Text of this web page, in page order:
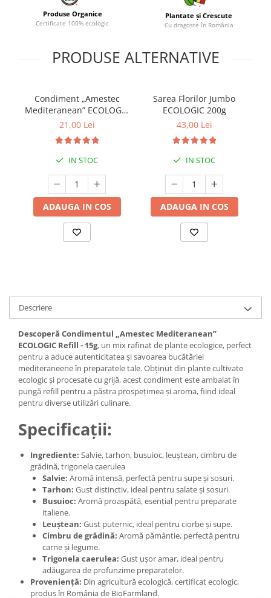
Produse Organice
Certificate 100% ecologic
Plantate și Crescute
Cu dragoste în România
PRODUSE ALTERNATIVE
Condiment „Amestec
Mediteranean” ECOLOGIC
- 15g (Recipient Sticlă)
21,00 Lei
IN STOC
ADAUGA IN COS
Sarea Florilor Jumbo
ECOLOGIC 200g
43,00 Lei
IN STOC
ADAUGA IN COS
Descriere
Descoperă Condimentul „Amestec Mediteranean”
ECOLOGIC Refill - 15g, un mix rafinat de plante ecologice, perfect
pentru a aduce autenticitatea și savoarea bucătăriei
mediteraneene în preparatele tale. Obținut din plante cultivate
ecologic și procesate cu grijă, acest condiment este ambalat în
pungă refill pentru a păstra prospețimea și aroma, fiind ideal
pentru diverse utilizări culinare.
Specificații:
Ingrediente: Salvie, tarhon, busuioc, leuștean, cimbru de
grădină, trigonela caerulea
Salvie: Aromă intensă, perfectă pentru supe și sosuri.
Tarhon: Gust distinctiv, ideal pentru salate și sosuri.
Busuioc: Aromă proaspătă, esențial pentru preparate
italiene.
Leuștean: Gust puternic, ideal pentru ciorbe și supe.
Cimbru de grădină: Aromă pământie, perfectă pentru
carne și legume.
Trigonela caerulea: Gust ușor amar, ideal pentru
adăugarea de profunzime preparatelor.
Proveniență: Din agricultură ecologică, certificat ecologic,
produs în România de BioFarmland.